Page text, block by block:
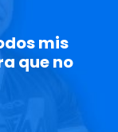
mis
que no